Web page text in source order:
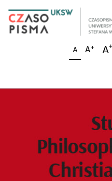
A A+ A